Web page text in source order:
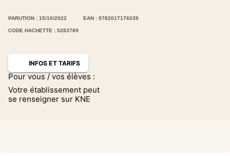
PARUTION : 15/10/2022 EAN : 9782017176039
CODE HACHETTE : 5283789
INFOS ET TARIFS
Pour vous / vos élèves :
Votre établissement peut
se renseigner sur KNE